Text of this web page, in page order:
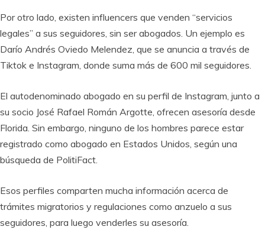
Por otro lado, existen influencers que venden “servicios
legales” a sus seguidores, sin ser abogados. Un ejemplo es
Darío Andrés Oviedo Melendez, que se anuncia a través de
Tiktok e Instagram, donde suma más de 600 mil seguidores.
El autodenominado abogado en su perfil de Instagram, junto a
su socio José Rafael Román Argotte, ofrecen asesoría desde
Florida. Sin embargo, ninguno de los hombres parece estar
registrado como abogado en Estados Unidos, según una
búsqueda de PolitiFact.
Esos perfiles comparten mucha información acerca de
trámites migratorios y regulaciones como anzuelo a sus
seguidores, para luego venderles su asesoría.